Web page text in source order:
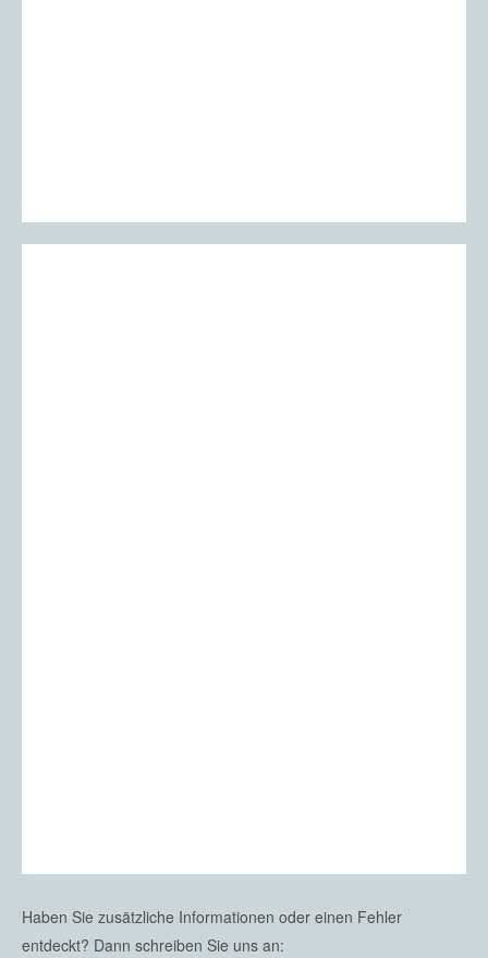
Haben Sie zusätzliche Informationen oder einen Fehler
entdeckt? Dann schreiben Sie uns an: